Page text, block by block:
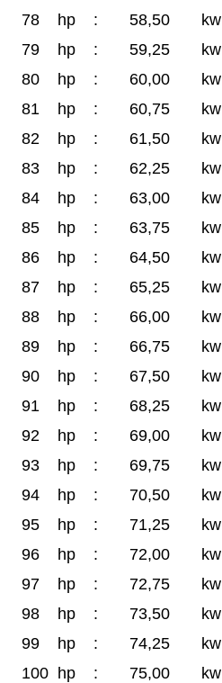
78
hp : 58,50
kw
79
hp : 59,25
kw
80
hp : 60,00
kw
81
hp : 60,75
kw
82
hp : 61,50
kw
83
hp : 62,25
kw
84
hp : 63,00
kw
85
hp : 63,75
kw
86
hp : 64,50
kw
87
hp : 65,25
kw
88
hp : 66,00
kw
89
hp : 66,75
kw
90
hp : 67,50
kw
91
hp : 68,25
kw
92
hp : 69,00
kw
93
hp : 69,75
kw
94
hp : 70,50
kw
95
hp : 71,25
kw
96
hp : 72,00
kw
97
hp : 72,75
kw
98
hp : 73,50
kw
99
hp : 74,25
kw
100 hp : 75,00 kw